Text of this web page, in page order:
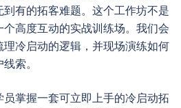
有的拓客难题。这个工作坊不是
高度互动的实战训练场。我们会
冷启动的逻辑，并现场演练如何
索。
掌握一套可立即上手的冷启动拓